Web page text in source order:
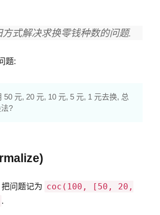
式解决求换零钱种数的问题.
题:
50 元, 20 元, 10 元, 5 元, 1 元去换, 总
?
问题记为 coc(100, [50, 20,
.